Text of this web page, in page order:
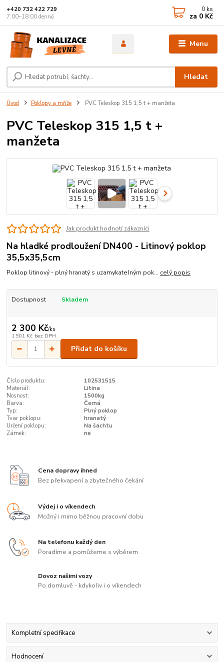
Menu
Hledat
+420 732 422 729
7:00–18:00 denně
0 ks
za 0 Kč
Úvod Poklopy a mříže PVC Teleskop 315 1,5 t + manžeta
PVC Teleskop 315 1,5 t +
manžeta
Jak produkt hodnotí zákazníci
Na hladké prodloužení DN400 - Litinový poklop
35,5x35,5cm
Poklop litinový - plný hranatý s uzamykatelným pok... celý popis
Dostupnost Skladem
2 300 Kč/ks
1 901 Kč bez DPH
Přidat do košíku
Číslo produktu:
102531515
Materiál:
Litina
Nosnost:
1500kg
Barva:
Černá
Typ:
Plný poklop
Tvar poklopu:
hranatý
Určení poklopu:
Na šachtu
Zámek:
ne
Cena dopravy ihned
Bez překvapení a zbytečného čekání
Výdej i o víkendech
Možný i mimo běžnou pracovní dobu
Na telefonu každý den
Poradíme a pomůžeme s výběrem
Dovoz našimi vozy
Po domluvě - kdykoliv i o víkendech
Kompletní specifikace
Hodnocení